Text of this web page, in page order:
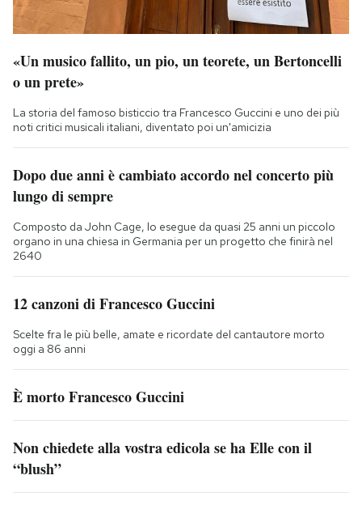
«Un musico fallito, un pio, un teorete, un Bertoncelli
o un prete»
La storia del famoso bisticcio tra Francesco Guccini e uno dei più
noti critici musicali italiani, diventato poi un'amicizia
Dopo due anni è cambiato accordo nel concerto più
lungo di sempre
Composto da John Cage, lo esegue da quasi 25 anni un piccolo
organo in una chiesa in Germania per un progetto che finirà nel
2640
12 canzoni di Francesco Guccini
Scelte fra le più belle, amate e ricordate del cantautore morto
oggi a 86 anni
È morto Francesco Guccini
Non chiedete alla vostra edicola se ha Elle con il
“blush”